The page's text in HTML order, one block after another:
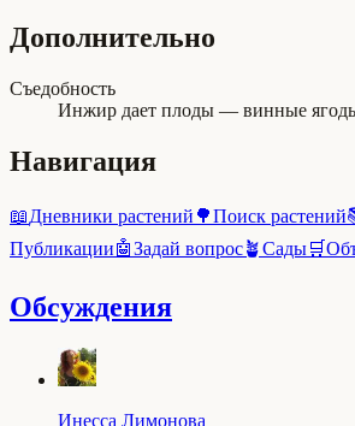
Дополнительно
Съедобность
Инжир дает плоды — винные
Навигация
📖Дневники растений 🌳Поиск растений
Публикации🤖Задай вопрос🪴Сады🛒
Обсуждения
Инесса Лимонова